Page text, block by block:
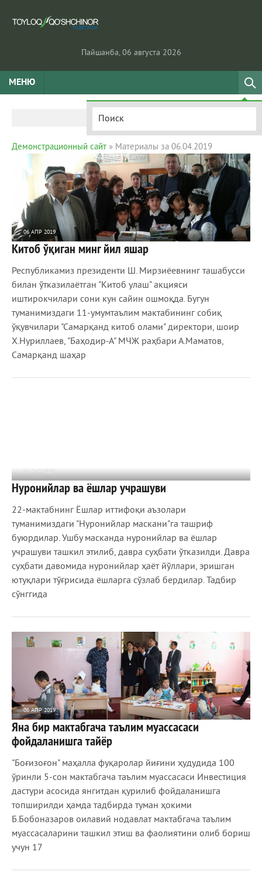
Пайшанба, 06 августа 2026
МЕНЮ
Демонстрационный сайт » Материалы за 06.04.2019
06 АПР 2019
1 381 0
Китоб ўқиган минг йил яшар
Республикамиз президенти Ш. Мирзиёевнинг ташабусси
билан ўтказилаётган "Китоб улаш" акцияси
иштирокчилари сони кун сайин ошмоқда. Бугун
туманимиздаги 11-умумтаълим мактабининг собиқ
ўқувчилари "Самарқанд китоб олами" директори, шоир
Х.Нуриллаев, "Баҳодир-А" МЧЖ раҳбари А.Маматов,
Самарқанд шаҳар
06 АПР 2019
1 563 0
Нуронийлар ва ёшлар учрашуви
22-мактабнинг Ёшлар иттифоқи аъзолари
туманимиздаги "Нуронийлар маскани"га ташриф
буюрдилар. Ушбу масканда нуронийлар ва ёшлар
учрашуви ташкил этилиб, давра суҳбати ўтказилди. Давра
суҳбати давомида нуронийлар ҳаёт йўллари, эришган
ютуқлари тўғрисида ёшларга сўзлаб бердилар. Тадбир
сўнггида
06 АПР 2019
1 359 0
Яна бир мактабгача таълим муассасаси
фойдаланишга тайёр
"Боғизоғон" маҳалла фуқаролар йиғини ҳудудида 100
ўринли 5-сон мактабгача таълим муассасаси Инвестиция
дастури асосида янгитдан қурилиб фойдаланишга
топширилди ҳамда тадбирда туман ҳокими
Б.Бобоназаров оилавий нодавлат мактабгача таълим
муассасаларини ташкил этиш ва фаолиятини олиб бориш
учун 17